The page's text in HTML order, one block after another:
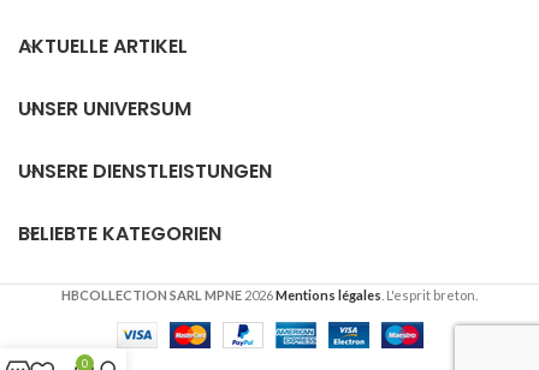
AKTUELLE ARTIKEL
UNSER UNIVERSUM
UNSERE DIENSTLEISTUNGEN
BELIEBTE KATEGORIEN
HBCOLLECTION SARL MPNE 2026Mentions légales . L'esprit breton.
0